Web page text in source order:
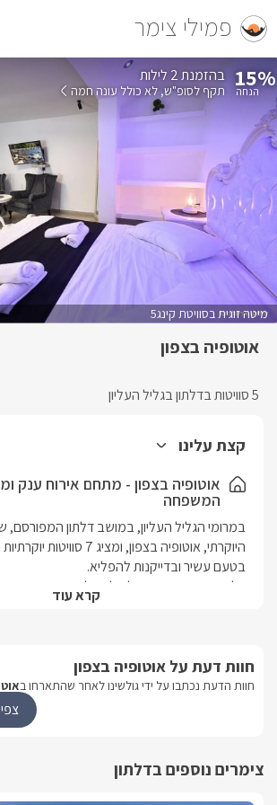
פמילי צימר
אוטופיה בצפון
5 סוויטות בדלתון בגליל העליון
מיטה זוגית בסוויטת קינג5
15% בהזמנת 2 לילות
תקף לסופ"ש לא כולל עונה חמה
קצת עלינו
אוטופיה בצפון - מתחם אירוח ענק
המשפחה
קרא עוד
חוות דעת על אוטופיה בצפון
חוות הדעת נכתבו על ידי גולשינו לאחר שהתארחו ב
צימרים נוספים בדלתון